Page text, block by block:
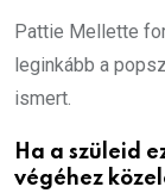
Pattie Mellette
leginkább a
ismert.
Ha a szüleid
végéhez